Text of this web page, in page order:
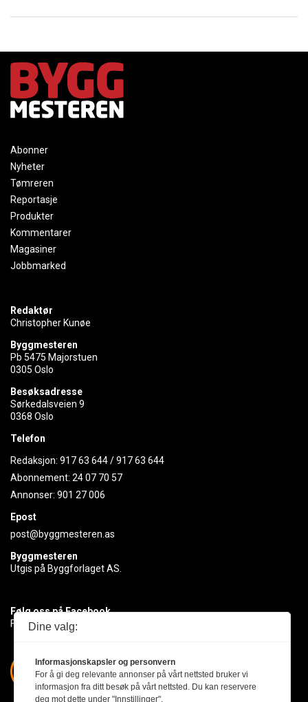
Abonner
Nyheter
Tømreren
Reportasje
Produkter
Kommentarer
Magasiner
Jobbmarked
Redaktør
Christopher Kunøe
Byggmesteren
Pb 5475 Majorstuen
0305 Oslo
Besøksadresse
Sørkedalsveien 9
0368 Oslo
Telefon
Redaksjon: 917 63 644/917 63 644
Abonnement: 24 07 70 57
Annonser: 901 27 006
Epost
post@byggmesteren.as
Byggmesteren
Utgis på Byggforlaget AS.
Følg oss på Facebook
Få med deg det siste innen byggebransjen
Dine valg:
Informasjonskapsler og personvern
For å gi deg relevante annonser på vårt nettsted bruker vi
informasjon fra ditt besøk på vårt nettsted. Du kan reservere
deg mot dette under "Innstillinger".